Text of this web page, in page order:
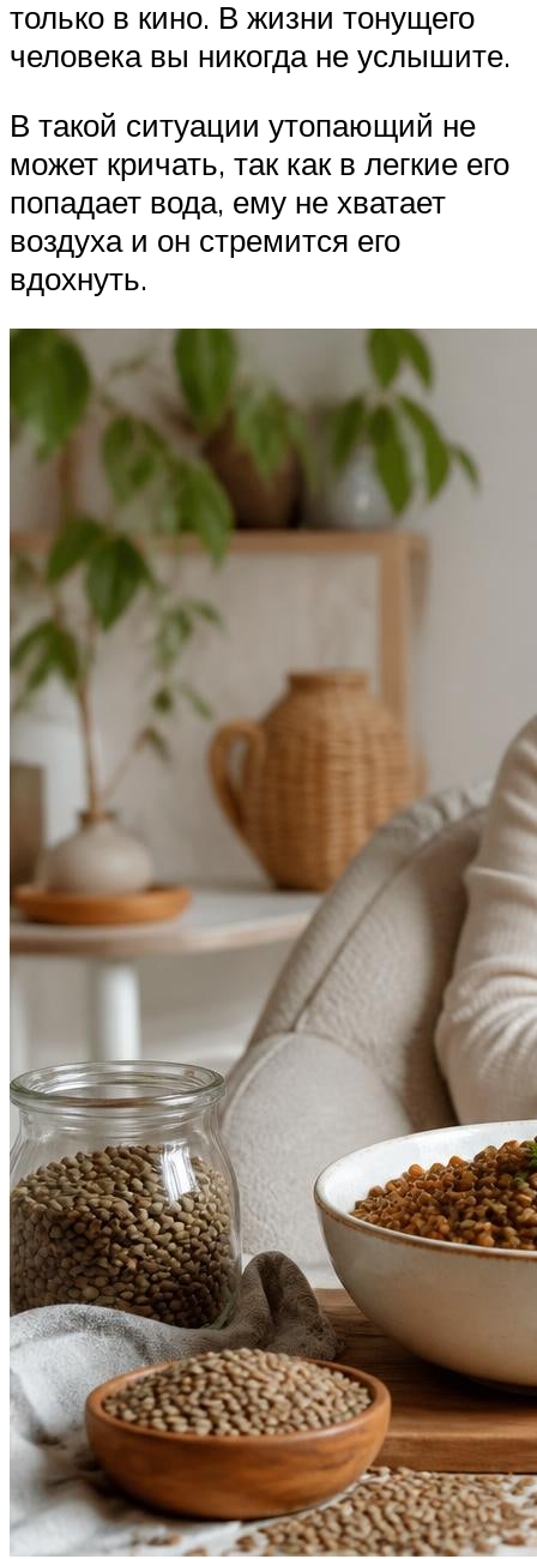
только в кино. В жизни тонущего
человека вы никогда не услышите.
В такой ситуации утопающий не
может кричать, так как в легкие его
попадает вода, ему не хватает
воздуха и он стремится его
вдохнуть.